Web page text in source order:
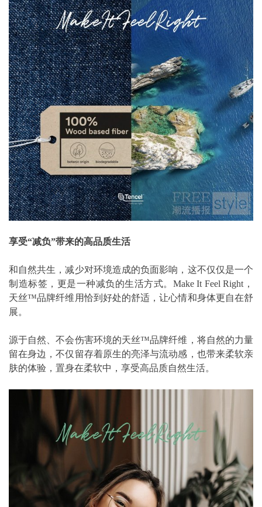
享受“减负”带来的高品质生活
和自然共生，减少对环境造成的负面影响，这不仅仅是一个
制造标签，更是一种减负的生活方式。Make It Feel Right，
天丝™品牌纤维用恰到好处的舒适，让心情和身体更自在舒
展。
源于自然、不会伤害环境的天丝™品牌纤维，将自然的力量
留在身边，不仅留存着原生的亮泽与流动感，也带来柔软亲
肤的体验，置身在柔软中，享受高品质自然生活。